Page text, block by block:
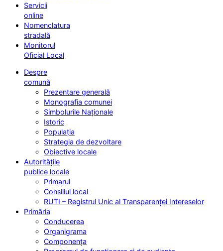
Servicii
online
Nomenclatura
stradală
Monitorul
Oficial Local
Despre
comună
Prezentare generală
Monografia comunei
Simbolurile Naționale
Istoric
Populația
Strategia de dezvoltare
Obiective locale
Autoritățile
publice locale
Primarul
Consiliul local
RUTI – Registrul Unic al Transparenței Intereselor
Primăria
Conducerea
Organigrama
Componența